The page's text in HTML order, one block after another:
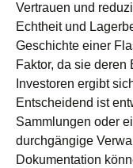
Vertrauen und
Echtheit und
Geschichte einer
Faktor, da sie
Investoren ergibt
Entscheidend ist
Sammlungen oder
durchgängige
Dokumentation